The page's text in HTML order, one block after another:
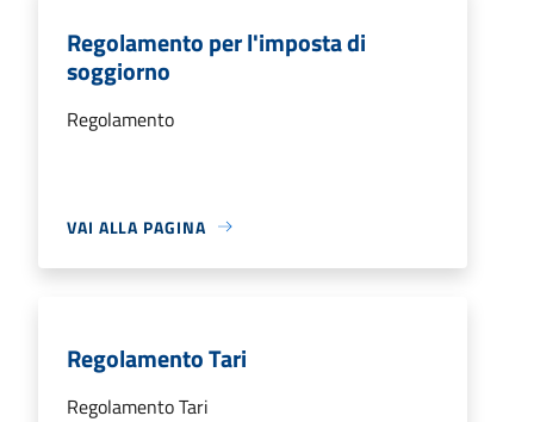
Regolamento per l'imposta di
soggiorno
Regolamento
VAI ALLA PAGINA
Regolamento Tari
Regolamento Tari